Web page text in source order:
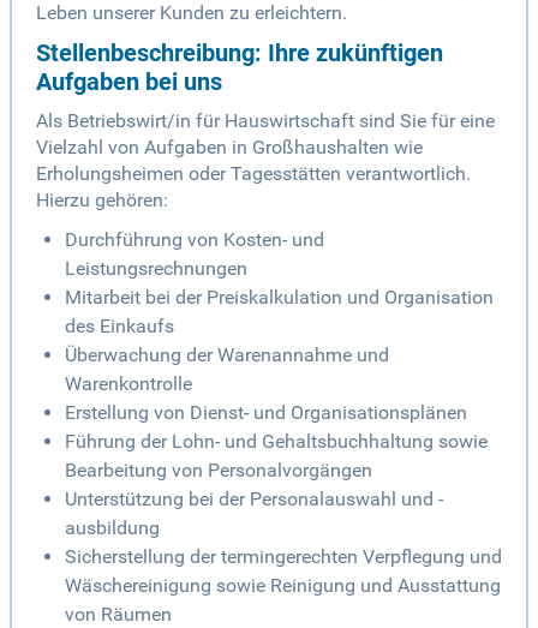
Leben unserer Kunden zu erleichtern.
Stellenbeschreibung: Ihre zukünftigen
Aufgaben bei uns
Als Betriebswirt/in für Hauswirtschaft sind Sie für eine
Vielzahl von Aufgaben in Großhaushalten wie
Erholungsheimen oder Tagesstätten verantwortlich.
Hierzu gehören:
Durchführung von Kosten- und
Leistungsrechnungen
Mitarbeit bei der Preiskalkulation und Organisation
des Einkaufs
Überwachung der Warenannahme und
Warenkontrolle
Erstellung von Dienst- und Organisationsplänen
Führung der Lohn- und Gehaltsbuchhaltung sowie
Bearbeitung von Personalvorgängen
Unterstützung bei der Personalauswahl und -
ausbildung
Sicherstellung der termingerechten Verpflegung und
Wäschereinigung sowie Reinigung und Ausstattung
von Räumen